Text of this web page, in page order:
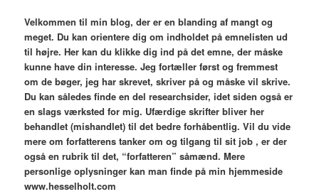
Velkommen til min blog, der er en blanding af mangt og
meget. Du kan orientere dig om indholdet på emnelisten ud
til højre. Her kan du klikke dig ind på det emne, der måske
kunne have din interesse. Jeg fortæller først og fremmest
om de bøger, jeg har skrevet, skriver på og måske vil skrive.
Du kan således finde en del researchsider, idet siden også er
en slags værksted for mig. Ufærdige skrifter bliver her
behandlet (mishandlet) til det bedre forhåbentlig. Vil du vide
mere om forfatterens tanker om og tilgang til sit job , er der
også en rubrik til det, “forfatteren” såmænd. Mere
personlige oplysninger kan man finde på min hjemmeside
www.hesselholt.com